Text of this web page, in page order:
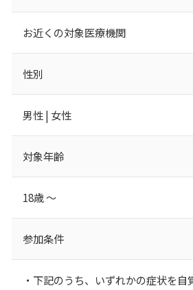
お近くの対象医療機関
性別
男性 | 女性
対象年齢
18歳 ～
参加条件
・下記のうち、いずれかの症状を自